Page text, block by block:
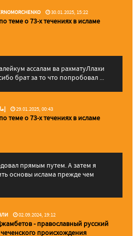
30.01.2025, 15:22
теме о 73-х течениях в исламе
брат за то что попробовал ...
29.01.2025, 00:43
теме о 73-х течениях в исламе
прямым путем. А затем я
основы ислама прежде чем
02.09.2024, 19:12
- православный русский
происхождения